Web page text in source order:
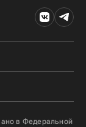
в Федеральной